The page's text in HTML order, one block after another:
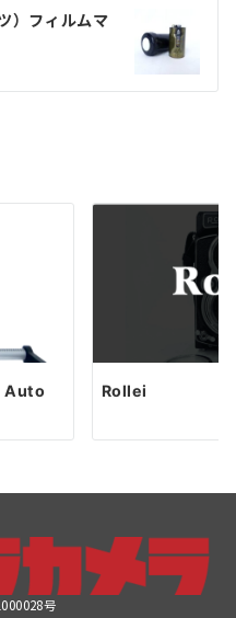
）フィルムマ
Auto
Rollei
号